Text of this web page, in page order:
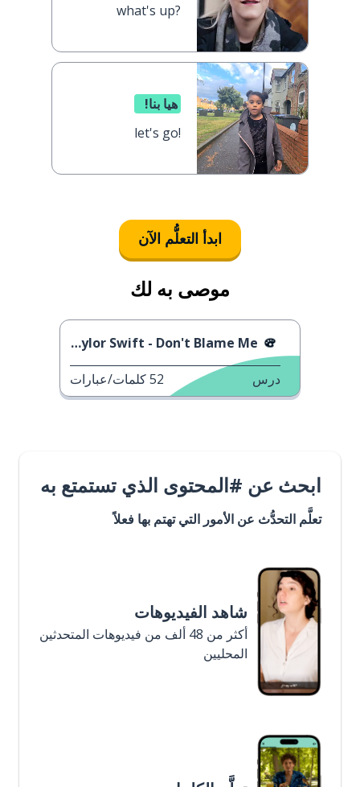
what's up?
هيا بنا!
let's go!
ابدأ التعلُّم الآن
موصى به لك
Taylor Swift - Don't Blame Me
درس 52كلمات/عبارات
ابحث عن #المحتوى الذي تستمتع به
تعلَّم التحدُّث عن الأمور التي تهتم بها فعلاً
شاهد الفيديوهات
أكثر من 48 ألف من فيديوهات المتحدثين
المحليين